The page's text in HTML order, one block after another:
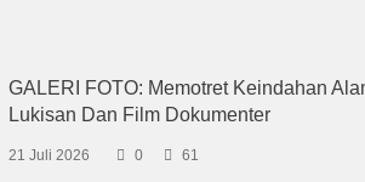
GALERI FOTO: Memotret Keindahan
Lukisan Dan Film Dokumenter
21 Juli 2026 0 61